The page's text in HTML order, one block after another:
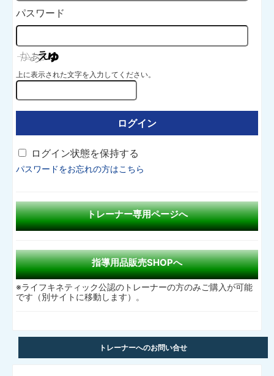
パスワード
上に表示された文字を入力してください。
ログイン状態を保持する
パスワードをお忘れの方はこちら
トレーナー専用ページへ
指導用品販売SHOPへ
※ライフキネティック公認のトレーナーの方のみご購入が可能
です（別サイトに移動します）。
トレーナーへのお問い合せ